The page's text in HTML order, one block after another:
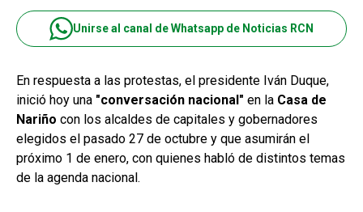
Unirse al canal de Whatsapp de Noticias RCN
En respuesta a las protestas, el presidente Iván Duque,
inició hoy una "conversación nacional" en la Casa de
Nariño con los alcaldes de capitales y gobernadores
elegidos el pasado 27 de octubre y que asumirán el
próximo 1 de enero, con quienes habló de distintos temas
de la agenda nacional.